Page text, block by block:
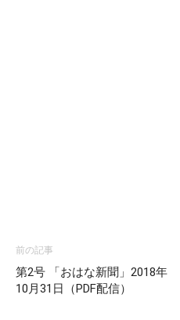
前の記事
第2号 「おはな新聞」2018年
10月31日（PDF配信）